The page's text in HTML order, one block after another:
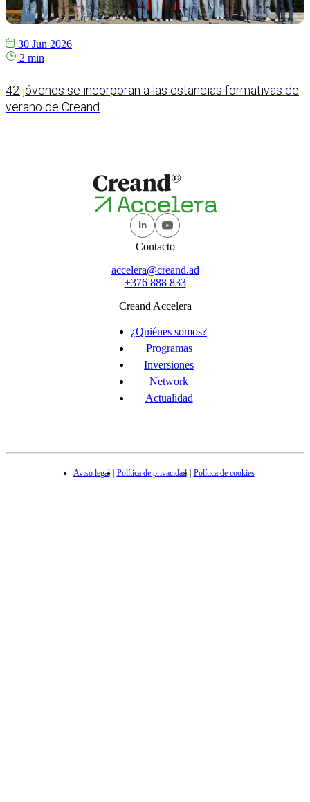
30 Jun 2026
2 min
42 jóvenes se incorporan a las estancias formativas de
verano de Creand
Contacto
accelera@creand.ad
+376 888 833
Creand Accelera
¿Quiénes somos?
Programas
Inversiones
Network
Actualidad
Aviso legal Política de privacidad Política de cookies